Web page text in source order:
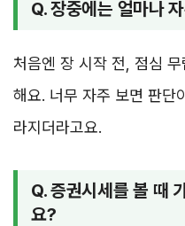
Q. 장중에는 얼마나
처음엔 장 시작 전, 점심
해요. 너무 자주 보면 판단
라지더라고요.
Q. 증권시세를 볼 때
요?